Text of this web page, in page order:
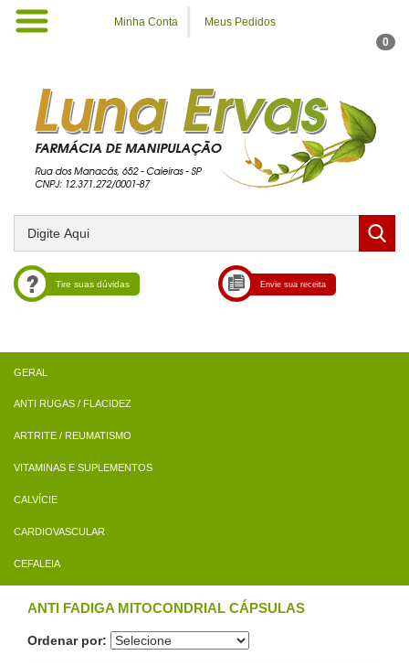
Minha Conta
Meus Pedidos
0
Tire suas dúvidas Envie sua receita
ANTI RUGAS / FLACIDEZ
ARTRITE / REUMATISMO
VITAMINAS E SUPLEMENTOS
CALVÍCIE
CARDIOVASCULAR
CEFALEIA
ANTI FADIGA MITOCONDRIAL CÁPSULAS
Ordenar por: